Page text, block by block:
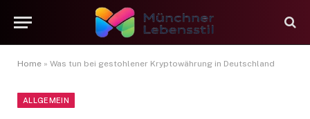
Home » Was tun bei gestohlener Kryptowährung in Deutschland
ALLGEMEIN